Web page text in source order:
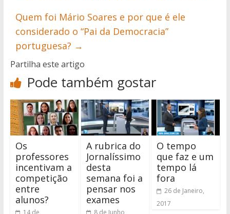
Quem foi Mário Soares e por que é ele
considerado o “Pai da Democracia”
portuguesa? →
Partilha este artigo
Pode também gostar
Os
professores
incentivam a
competição
entre
alunos?
A rubrica do
Jornalíssimo
desta
semana foi a
pensar nos
exames
O tempo
que faz e um
tempo lá
fora
26 de Janeiro,
2017